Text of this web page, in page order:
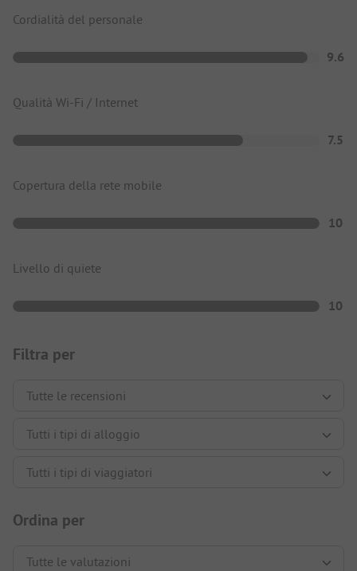
Cordialità del personale
9.6
Qualità Wi-Fi / Internet
7.5
Copertura della rete mobile
10
Livello di quiete
10
Filtra per
Ordina per